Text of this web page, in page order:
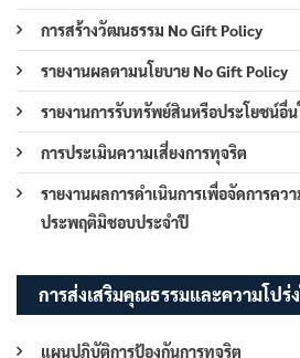
การสร้างวัฒนธรรม No Gift Policy
รายงานผลตามนโยบาย No Gift Policy
รายงานการรับทรัพย์สินหรือประโยชน์อื่น
การประเมินความเสี่ยงการทุจริต
รายงานผลการดำเนินการเพื่อจัดการคว
ประพฤติมิชอบประจำปี
การส่งเสริมคุณธรรมและความโปร่
แผนปฏิบัติการป้องกันการทุจริต